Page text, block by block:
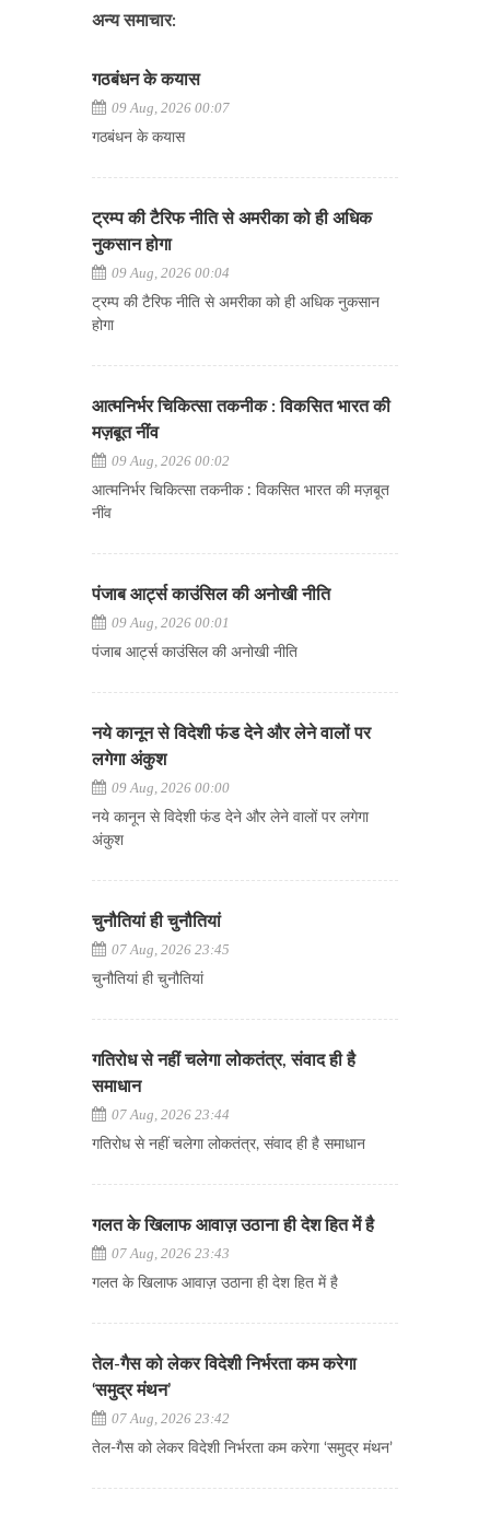
अन्य समाचार:
गठबंधन के कयास
09 Aug, 2026 00:07
गठबंधन के कयास
ट्रम्प की टैरिफ नीति से अमरीका को ही अधिक
नुकसान होगा
09 Aug, 2026 00:04
ट्रम्प की टैरिफ नीति से अमरीका को ही अधिक नुकसान
होगा
आत्मनिर्भर चिकित्सा तकनीक : विकसित भारत की
मज़बूत नींव
09 Aug, 2026 00:02
आत्मनिर्भर चिकित्सा तकनीक : विकसित भारत की मज़बूत
नींव
पंजाब आर्ट्स काउंसिल की अनोखी नीति
09 Aug, 2026 00:01
पंजाब आर्ट्स काउंसिल की अनोखी नीति
नये कानून से विदेशी फंड देने और लेने वालों पर
लगेगा अंकुश
09 Aug, 2026 00:00
नये कानून से विदेशी फंड देने और लेने वालों पर लगेगा
अंकुश
चुनौतियां ही चुनौतियां
07 Aug, 2026 23:45
चुनौतियां ही चुनौतियां
गतिरोध से नहीं चलेगा लोकतंत्र, संवाद ही है
समाधान
07 Aug, 2026 23:44
गतिरोध से नहीं चलेगा लोकतंत्र, संवाद ही है समाधान
गलत के खिलाफ आवाज़ उठाना ही देश हित में है
07 Aug, 2026 23:43
गलत के खिलाफ आवाज़ उठाना ही देश हित में है
तेल-गैस को लेकर विदेशी निर्भरता कम करेगा
‘समुद्र मंथन’
07 Aug, 2026 23:42
तेल-गैस को लेकर विदेशी निर्भरता कम करेगा ‘समुद्र मंथन’